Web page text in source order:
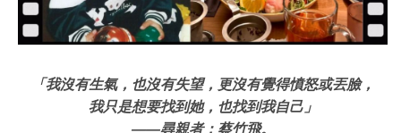
「我沒有生氣，也沒有失望，更沒有覺得憤怒或丟臉，
我只是想要找到她，也找到我自己」
——尋親者：蔡竹飛。